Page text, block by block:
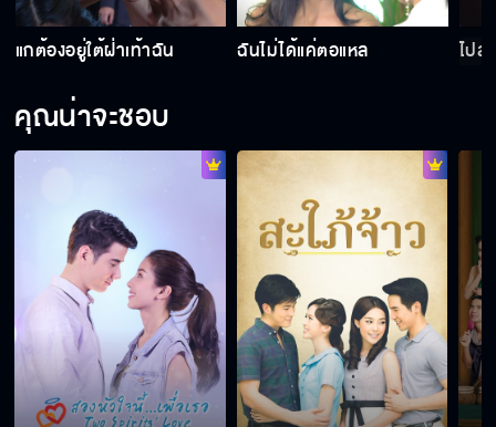
แกต้องอยู่ใต้ฝ่าเท้าฉัน ฉันไม่ได้แค่ตอแหล ไปล
คุณน่าจะชอบ